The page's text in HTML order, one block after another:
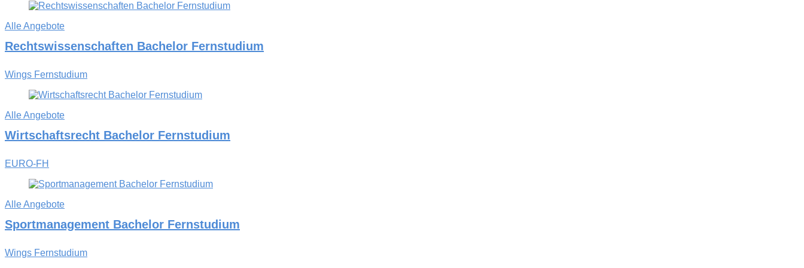
Alle Angebote
Rechtswissenschaften Bachelor Fernstudium
Wings Fernstudium
Alle Angebote
Wirtschaftsrecht Bachelor Fernstudium
EURO-FH
Alle Angebote
Sportmanagement Bachelor Fernstudium
Wings Fernstudium